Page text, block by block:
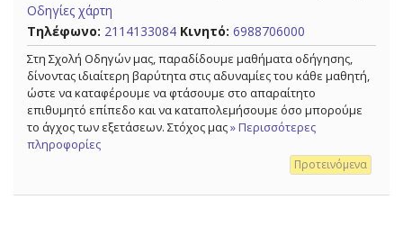
Οδηγίες χάρτη
Τηλέφωνο: 2114133084 Κινητό: 6988706000
Στη Σχολή Οδηγών μας, παραδίδουμε μαθήματα οδήγησης,
δίνοντας ιδιαίτερη βαρύτητα στις αδυναμίες του κάθε μαθητή,
ώστε να καταφέρουμε να φτάσουμε στο απαραίτητο
επιθυμητό επίπεδο και να καταπολεμήσουμε όσο μπορούμε
το άγχος των εξετάσεων. Στόχος μας» Περισσότερες
πληροφορίες
Προτεινόμενα